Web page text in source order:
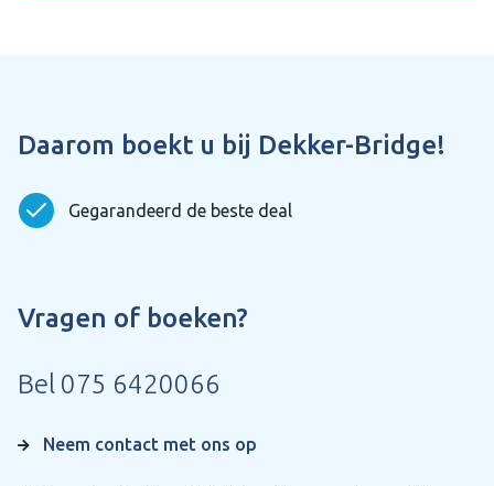
Daarom boekt u bij Dekker-Bridge!
Gegarandeerd de beste deal
Vragen of boeken?
Bel 075 6420066
Neem contact met ons op